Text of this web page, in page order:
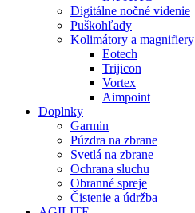
Digitálne nočné videnie
Puškohľady
Kolimátory a magnifiery
Eotech
Trijicon
Vortex
Aimpoint
Doplnky
Garmin
Púzdra na zbrane
Svetlá na zbrane
Ochrana sluchu
Obranné spreje
Čistenie a údržba